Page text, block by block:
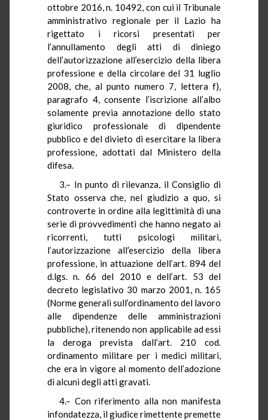
ottobre 2016, n. 10492, con cui il Tribunale
amministrativo regionale per il Lazio ha
rigettato i ricorsi presentati per
l’annullamento degli atti di diniego
dell’autorizzazione all’esercizio della libera
professione e della circolare del 31 luglio
2008, che, al punto numero 7, lettera f),
paragrafo 4, consente l’iscrizione all’albo
solamente previa annotazione dello stato
giuridico professionale di dipendente
pubblico e del divieto di esercitare la libera
professione, adottati dal Ministero della
difesa.
3.– In punto di rilevanza, il Consiglio di
Stato osserva che, nel giudizio a quo, si
controverte in ordine alla legittimità di una
serie di provvedimenti che hanno negato ai
ricorrenti, tutti psicologi militari,
l’autorizzazione all’esercizio della libera
professione, in attuazione dell’art. 894 del
d.lgs. n. 66 del 2010 e dell’art. 53 del
decreto legislativo 30 marzo 2001, n. 165
(Norme generali sull’ordinamento del lavoro
alle dipendenze delle amministrazioni
pubbliche), ritenendo non applicabile ad essi
la deroga prevista dall’art. 210 cod.
ordinamento militare per i medici militari,
che era in vigore al momento dell’adozione
di alcuni degli atti gravati.
4.– Con riferimento alla non manifesta
infondatezza, il giudice rimettente premette